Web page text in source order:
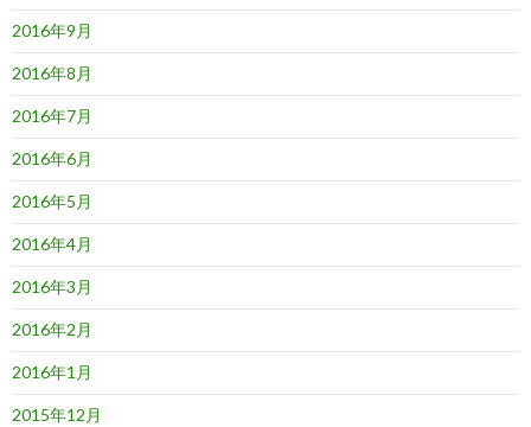
2016年9月
2016年8月
2016年7月
2016年6月
2016年5月
2016年4月
2016年3月
2016年2月
2016年1月
2015年12月